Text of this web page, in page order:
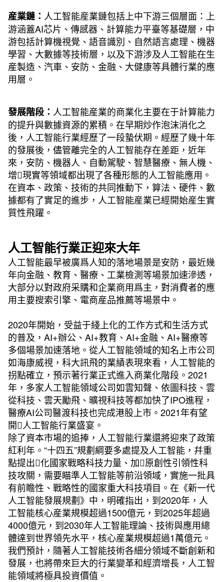
産業鏈： 人工智能産業鏈包括上中下游三個層面：上
游涵蓋AI芯片、傳感器、計算能力平臺等基礎層，中
游包括計算機視覺、語音識別、自然語言處理、機器
學習、大數據等技術層，以及下游涉及人工智能在生
産製造、汽車、安防、金融、大健康等具體行業的應
用層。
發展階段： 人工智能産業的商業化主要在于計算能力
的提升與數據資源的累積。在早期炒作泡沫消化之
後，人工智能行業經歷了一段蟄伏期。經歷了幾十年
的發展後，儘管離完全的人工智能存在差距，近年
來，安防、機器人、自動駕駛、智慧醫療、無人機、
增現實等領域都出現了各種形態的人工智能應用。
在資本、政策、技術的共同推動下，算法、硬件、數
據都有了實足的進步，人工智能産業已經開始産生實
質性飛躍。
人工智能行業正迎來大年
人工智能最早被廣爲人知的落地場景是安防，最近幾
年向金融、教育、醫療、工業檢測等場景加速滲透，
大部分以對政府采購和企業商用爲主，對消費者的應
用主要搜索引擎、電商産品推薦等場景中。
2020年開始，受益于綫上化的工作方式和生活方式
的普及，AI+辦公、AI+教育、AI+金融、AI+醫療等
多個場景加速落地。從人工智能領域的知名上市公司
如海康威視，科大訊飛的業績表現來看，人工智能的
拐點確立，預示著行業正式進入商業化階段。2021
年，多家人工智能領域公司如雲知聲、依圖科技、雲
從科技、雲天勵飛、曠視科技等都加快了IPO進程，
醫療AI公司醫渡科技也完成港股上市。2021年有望
開人工智能行業盛宴。
除了資本市場的追捧，人工智能行業還將迎來了政策
紅利年。“十四五”規劃綱要多處提及人工智能，幷重
點提出化國家戰略科技力量、加原創性引領性科
技攻關，需要瞄準人工智能等前沿領域，實施一批具
有前瞻性、戰略性的國家重大科技項目。在《新一代
人工智能發展規劃》中，明確指出，到2020年，人
工智能核心産業規模超過1500億元，到2025年超過
4000億元，到2030年人工智能理論、技術與應用總
體達到世界領先水平，核心産業規模超過1萬億元。
我們預計，隨著人工智能技術各細分領域不斷創新和
發展，也將帶來巨大的行業變革和經濟增長，人工智
能領域將極具投資價值。